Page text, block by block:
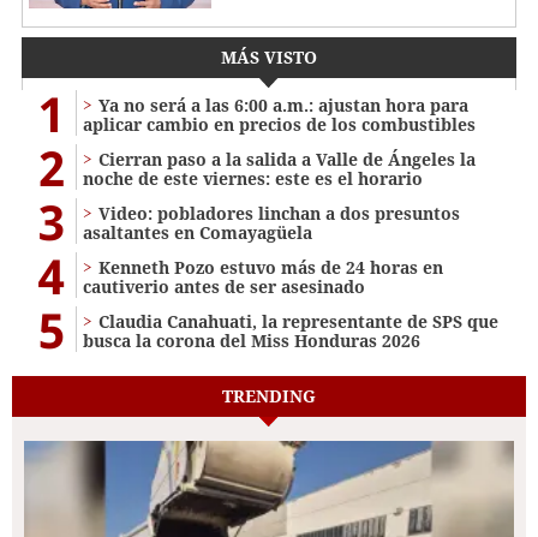
MÁS VISTO
1
Ya no será a las 6:00 a.m.: ajustan hora para
aplicar cambio en precios de los combustibles
2
Cierran paso a la salida a Valle de Ángeles la
noche de este viernes: este es el horario
3
Video: pobladores linchan a dos presuntos
asaltantes en Comayagüela
4
Kenneth Pozo estuvo más de 24 horas en
cautiverio antes de ser asesinado
5
Claudia Canahuati, la representante de SPS que
busca la corona del Miss Honduras 2026
TRENDING